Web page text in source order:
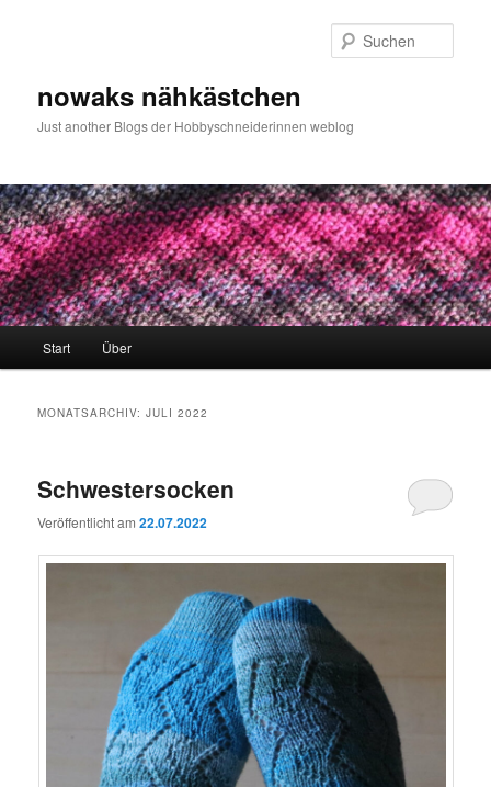
nowaks nähkästchen
Just another Blogs der Hobbyschneiderinnen weblog
Start Über
MONATSARCHIV:JULI 2022
Schwestersocken
Veröffentlicht am22.07.2022